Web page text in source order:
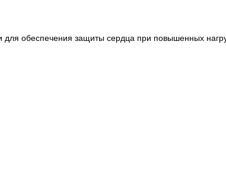
обеспечения защиты сердца при повышенных